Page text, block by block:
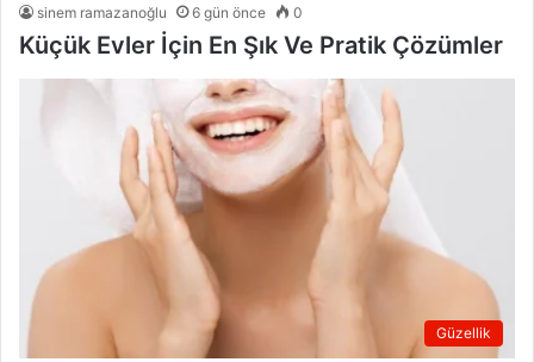
sinem ramazanoğlu 6 gün önce 0
Küçük Evler İçin En Şık Ve Pratik Çözümler
Güzellik